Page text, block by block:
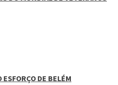
DE BELÉM